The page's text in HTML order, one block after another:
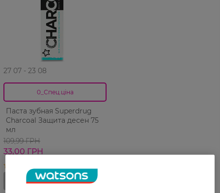
27 07 - 23 08
0_Спец.ціна
Паста зубная Superdrug
Charcoal Защита десен 75
мл
109,99 ГРН
33,00 ГРН